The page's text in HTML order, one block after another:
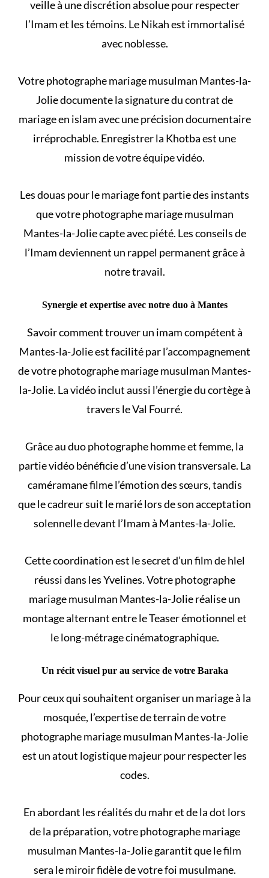
veille à une discrétion absolue pour respecter
l’Imam et les témoins. LeNikahest immortalisé
avec noblesse.
Votre photographe mariage musulman Mantes-la-
Jolie documente la signature ducontrat de
mariage en islamavec une précision documentaire
irréprochable. Enregistrer la Khotba est une
mission de votre équipe vidéo.
Lesdouas pour le mariagefont partie des instants
que votre photographe mariage musulman
Mantes-la-Jolie capte avec piété. Les conseils de
l’Imam deviennent un rappel permanent grâce à
notre travail.
Synergie et expertise avec notre duo à Mantes
Savoir commenttrouver un imamcompétent à
Mantes-la-Jolie est facilité par l’accompagnement
de votre photographe mariage musulman Mantes-
la-Jolie. La vidéo inclut aussi l’énergie du cortège à
travers le Val Fourré.
Grâce au duo photographe homme et femme, la
partie vidéo bénéficie d’une vision transversale. La
caméramane filme l’émotion des sœurs, tandis
que le cadreur suit le marié lors de son acceptation
solennelle devant l’Imam à Mantes-la-Jolie.
Cette coordination est le secret d’un film dehlel
réussi dans les Yvelines. Votre photographe
mariage musulman Mantes-la-Jolie réalise un
montage alternant entre le Teaser émotionnel et
le long-métrage cinématographique.
Un récit visuel pur au service de votre Baraka
Pour ceux qui souhaitentorganiser un mariage à la
mosquée, l’expertise de terrain de votre
photographe mariage musulman Mantes-la-Jolie
est un atout logistique majeur pour respecter les
codes.
En abordant les réalités du mahr et de la dot lors
de la préparation, votre photographe mariage
musulman Mantes-la-Jolie garantit que le film
sera le miroir fidèle de votre foi musulmane.